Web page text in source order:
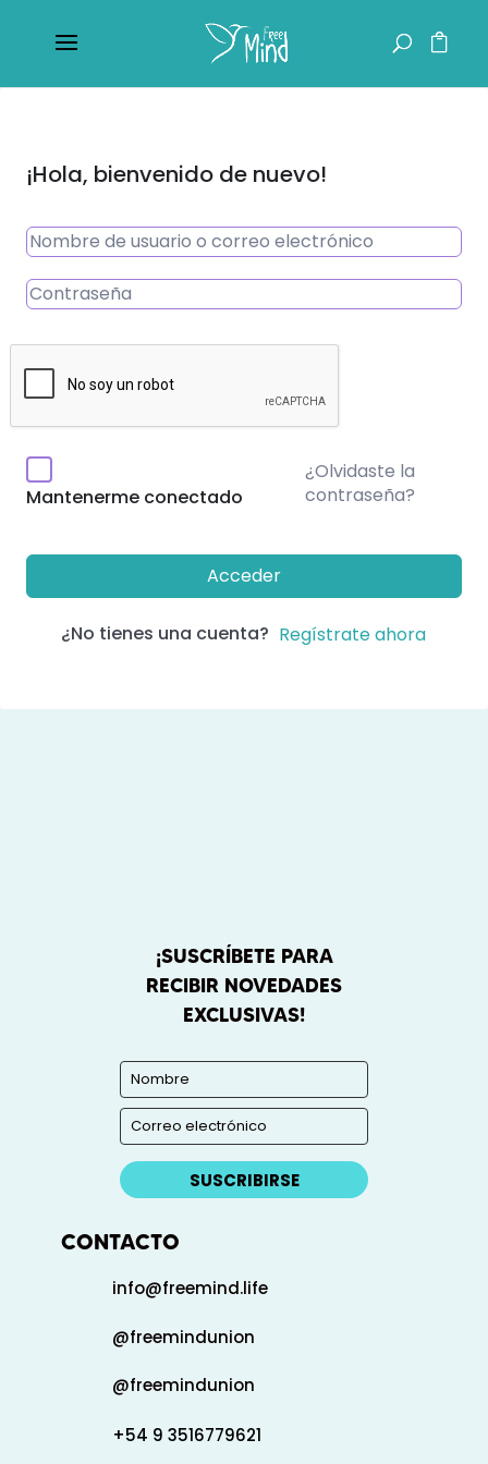
¡Hola, bienvenido de nuevo!
Mantenerme conectado
¿Olvidaste la
contraseña?
Acceder
¿No tienes una cuenta? Regístrate ahora
¡SUSCRÍBETE PARA
RECIBIR NOVEDADES
EXCLUSIVAS!
SUSCRIBIRSE
CONTACTO
info@freemind.life
@freemindunion
@freemindunion
+54 9 3516779621